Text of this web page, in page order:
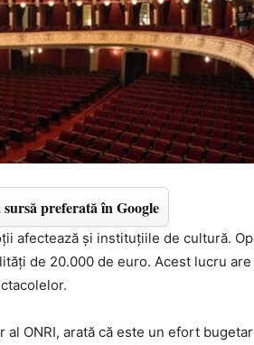
preferată în Google
afectează și instituțiile de cultură.
de 20.000 de euro. Acest lucru
ONRI, arată că este un efort